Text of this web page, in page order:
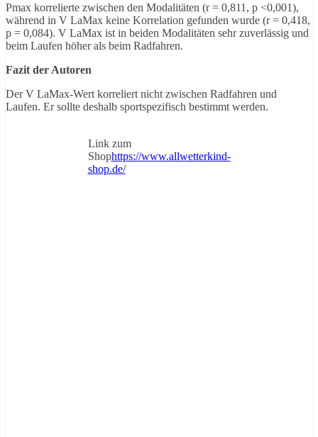
Pmax korrelierte zwischen den Modalitäten (r = 0,811, p <0,001),
während in V LaMax keine Korrelation gefunden wurde (r = 0,418,
p = 0,084). V LaMax ist in beiden Modalitäten sehr zuverlässig und
beim Laufen höher als beim Radfahren.
Fazit der Autoren
Der V LaMax-Wert korreliert nicht zwischen Radfahren und
Laufen. Er sollte deshalb sportspezifisch bestimmt werden.
Link zum
Shophttps://www.allwetterkind-
shop.de/